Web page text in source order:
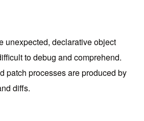
unexpected, declarative object
to debug and comprehend.
patch processes are produced by
diffs.